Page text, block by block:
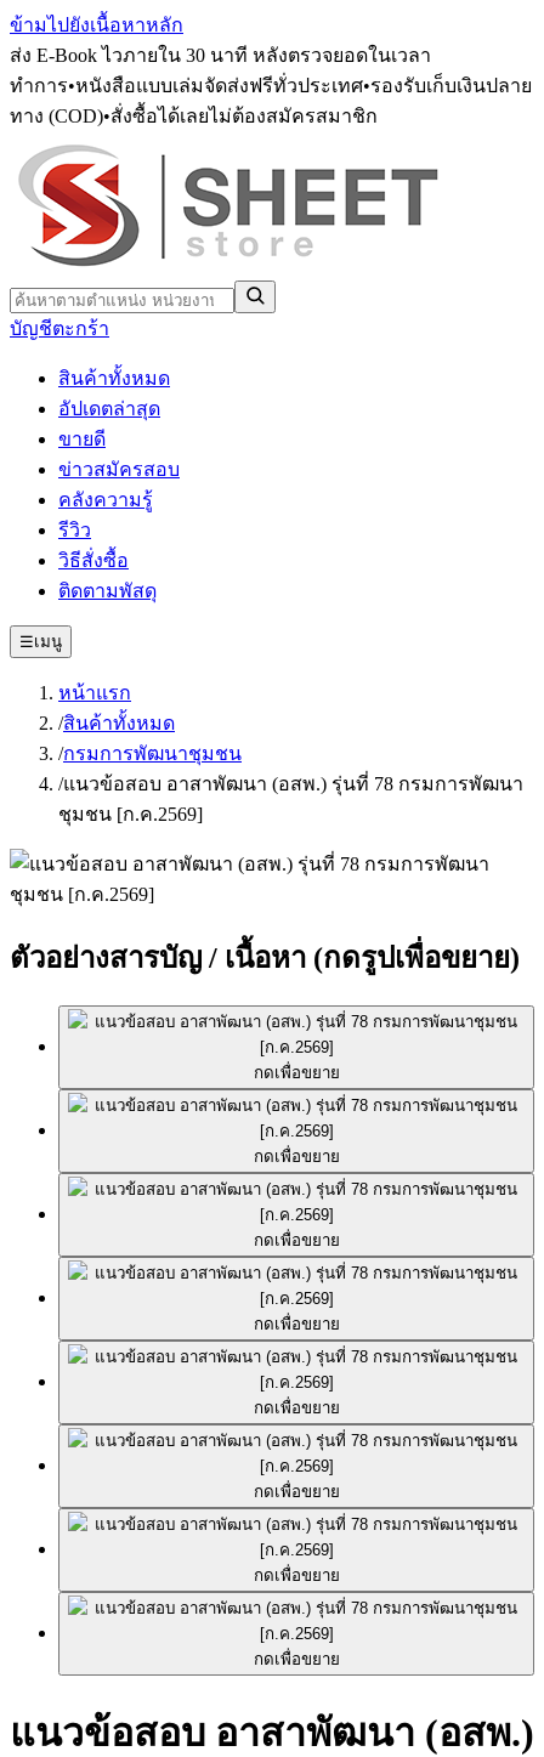
ข้ามไปยังเนื้อหาหลัก
ส่ง E-Book ไวภายใน 30 นาที หลังตรวจยอดในเวลา
ทำการ•หนังสือแบบเล่มจัดส่งฟรีทั่วประเทศ•รองรับเก็บเงินปลาย
ทาง (COD)•สั่งซื้อได้เลยไม่ต้องสมัครสมาชิก
บัญชีตะกร้า
สินค้าทั้งหมด
อัปเดตล่าสุด
ขายดี
ข่าวสมัครสอบ
คลังความรู้
รีวิว
วิธีสั่งซื้อ
ติดตามพัสดุ
☰เมนู
หน้าแรก
/สินค้าทั้งหมด
/กรมการพัฒนาชุมชน
/แนวข้อสอบ อาสาพัฒนา (อสพ.) รุ่นที่ 78 กรมการพัฒนา
ชุมชน [ก.ค.2569]
ตัวอย่างสารบัญ / เนื้อหา (กดรูปเพื่อขยาย)
กดเพื่อขยาย
กดเพื่อขยาย
กดเพื่อขยาย
กดเพื่อขยาย
กดเพื่อขยาย
กดเพื่อขยาย
กดเพื่อขยาย
กดเพื่อขยาย
แนวข้อสอบ อาสาพัฒนา (อสพ.)